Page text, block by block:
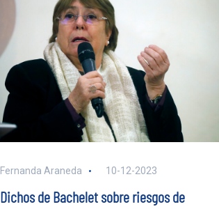
Fernanda Araneda 10-12-2023
Dichos de Bachelet sobre riesgos de